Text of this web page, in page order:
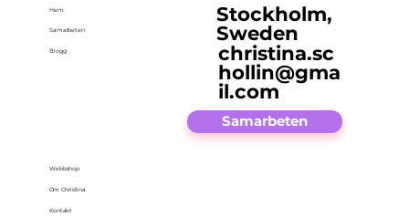
Hem
Samarbeten
Blogg
Webbshop
Om Christina
Kontakt
Stockholm,
Sweden
christina.sc
hollin@gma
il.com
Samarbeten